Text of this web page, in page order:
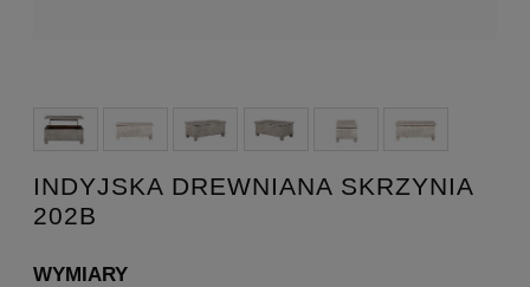
INDYJSKA DREWNIANA SKRZYNIA
202B
WYMIARY